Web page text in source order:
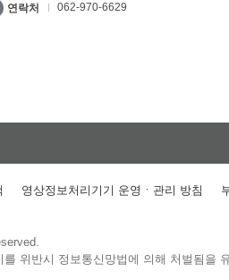
연락처 062-970-6629
영상정보처리기기 운영ㆍ관리 방침
위반시 정보통신망법에 의해 처벌됨을